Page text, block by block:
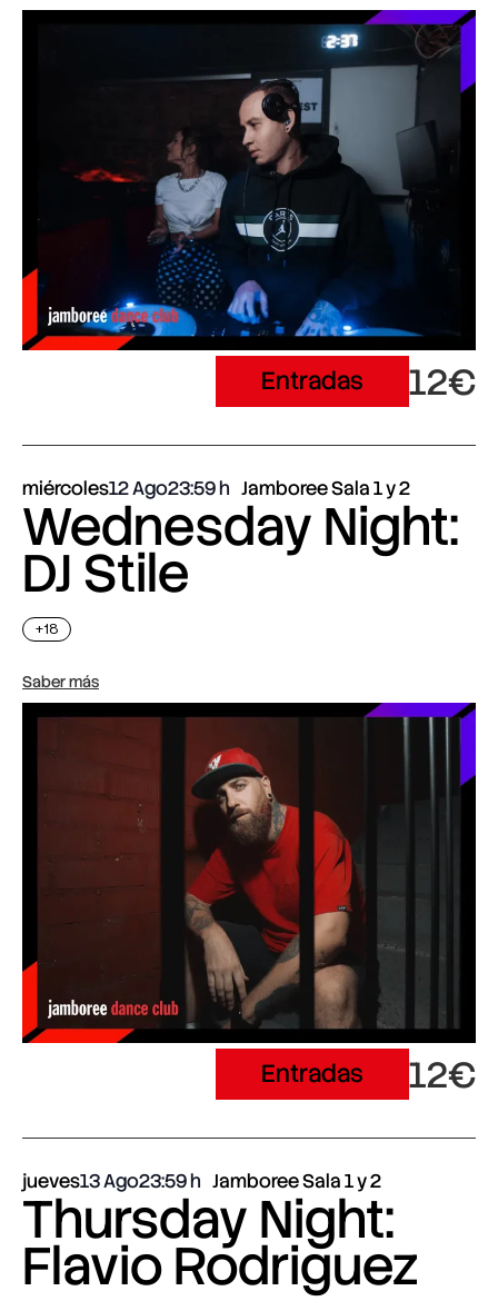
Entradas 12€
miércoles12 Ago23:59 Jamboree Sala 1 y 2
Wednesday Night:
DJ Stile
+18
Saber más
Entradas 12€
jueves13 Ago23:59 Jamboree Sala 1 y 2
Thursday Night:
Flavio Rodriguez